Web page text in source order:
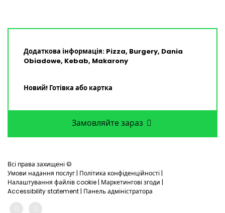
Додаткова інформація: Pizza, Burgery, Dania
Obiadowe, Kebab, Makarony
Новий! Готівка або картка
Замовляйте зараз
Всі права захищені ©
Умови надання послуг | Політика конфіденційності |
Налаштування файлів cookie | Маркетингові згоди |
Accessibility statement | Панель адміністратора